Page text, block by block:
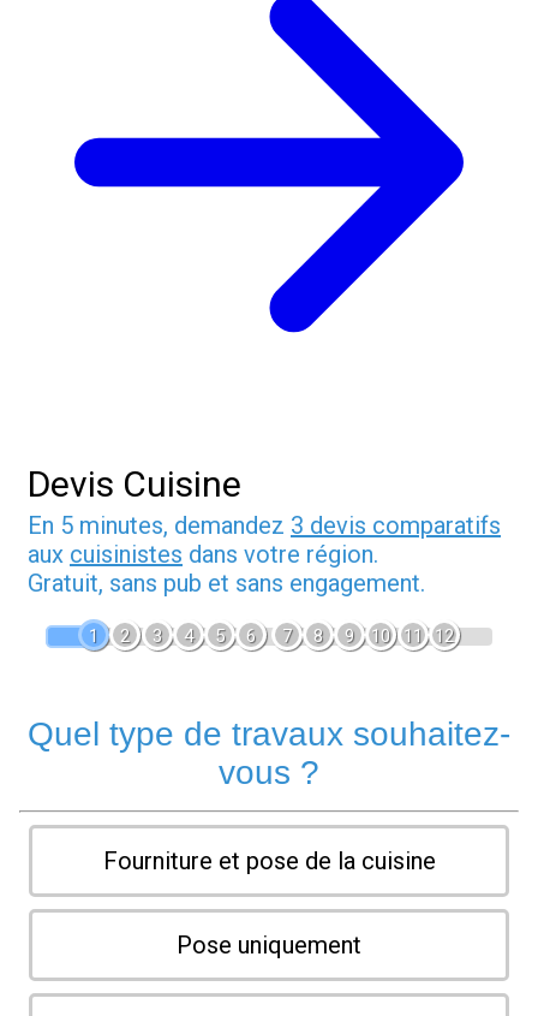
Devis Cuisine
En 5 minutes, demandez 3 devis comparatifs
aux cuisinistes dans votre région.
Gratuit, sans pub et sans engagement.
1 2 3 4 5 6 7 8 9 10 11 12
Quel type de travaux souhaitez-
vous ?
Fourniture et pose de la cuisine
Pose uniquement